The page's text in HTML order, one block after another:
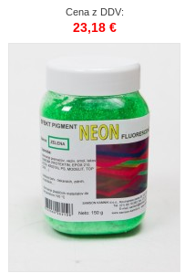
Cena z DDV:
23,18 €